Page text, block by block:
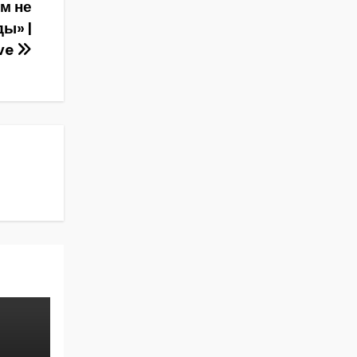
не
|